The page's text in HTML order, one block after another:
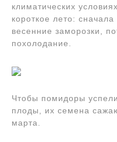
климатических
короткое лето:
весенние заморозки,
похолодание.
Чтобы помидоры
плоды, их семена
марта.